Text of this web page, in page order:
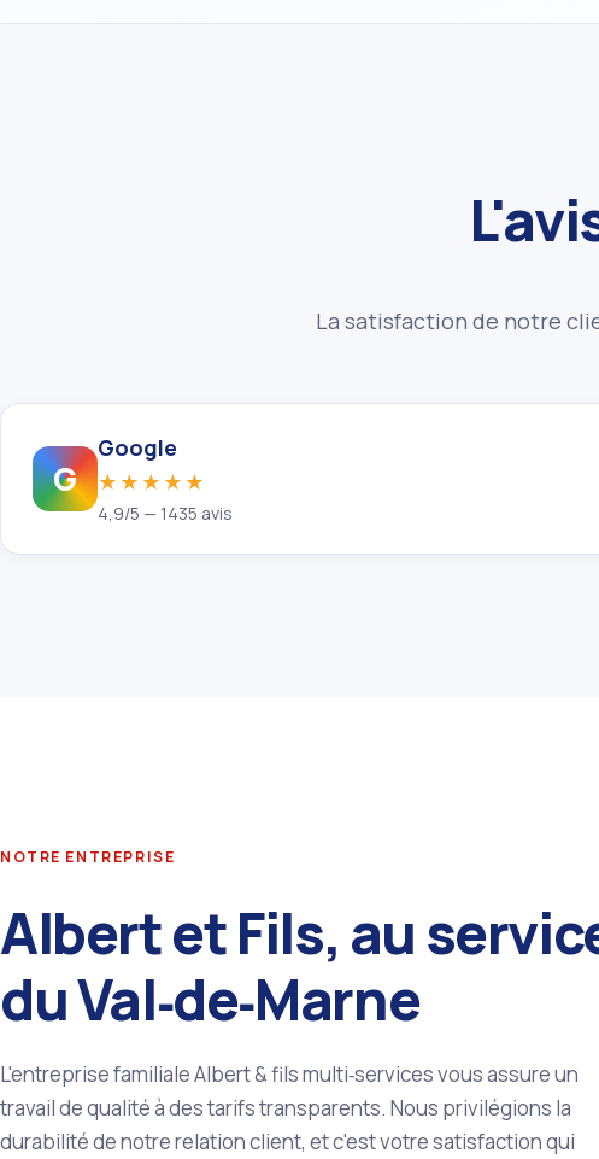
La satisfaction de notre
G
Google
★★★★★
4,9/5 — 1435 avis
NOTRE ENTREPRISE
Albert et Fils, au
du Val‑de‑Marne
L'entreprise familiale Albert & fils multi‑services vous assure un
travail de qualité à des tarifs transparents. Nous privilégions la
durabilité de notre relation client, et c'est votre satisfaction qui